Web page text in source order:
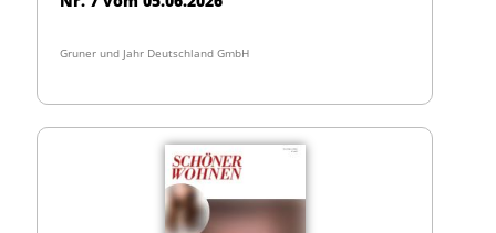
Gruner und Jahr Deutschland GmbH